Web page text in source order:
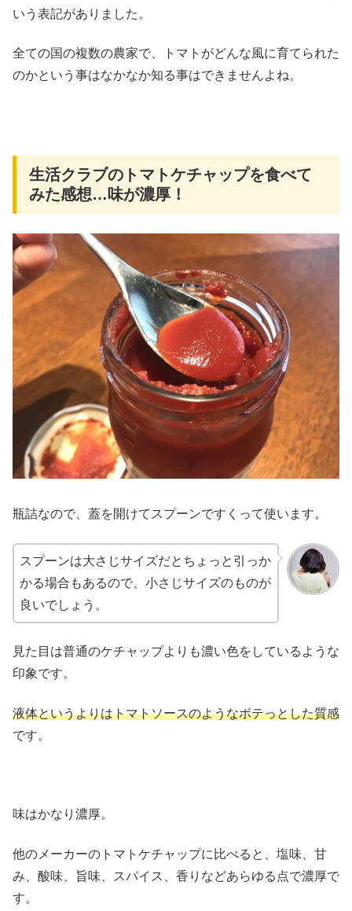
いう表記がありました。
全ての国の複数の農家で、トマトがどんな風に育てられた
のかという事はなかなか知る事はできませんよね。
生活クラブのトマトケチャップを食べて
みた感想…味が濃厚！
瓶詰なので、蓋を開けてスプーンですくって使います。
スプーンは大さじサイズだとちょっと引っか
かる場合もあるので、小さじサイズのものが
良いでしょう。
見た目は普通のケチャップよりも濃い色をしているような
印象です。
液体というよりはトマトソースのようなボテっとした質感
です。
味はかなり濃厚。
他のメーカーのトマトケチャップに比べると、塩味、甘
み、酸味、旨味、スパイス、香りなどあらゆる点で濃厚で
す。